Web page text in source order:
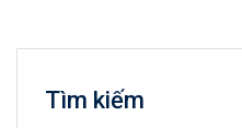
Tìm kiếm